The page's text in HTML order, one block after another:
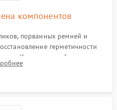
компонентов
порванных ремней и
герметичности
Компонентный ремонт
и замена сгоревших